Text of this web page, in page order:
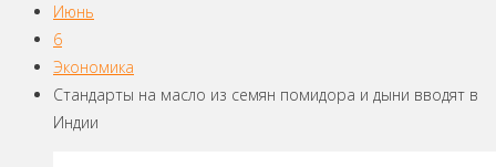
Июнь
6
Экономика
Стандарты на масло из семян помидора и дыни вводят в
Индии